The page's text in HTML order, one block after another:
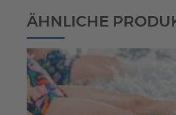
ÄHNLICHE